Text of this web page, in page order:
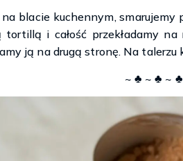
blacie kuchennym,
i całość przekładamy
ją na drugą stronę. Na talerzu
~ ♣ ~ ♣ ~